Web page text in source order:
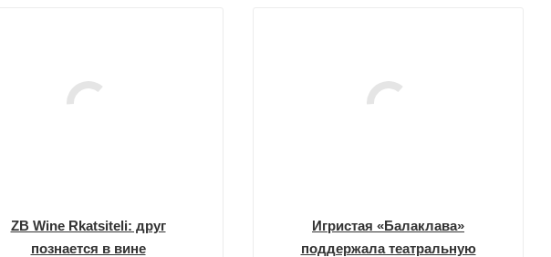
ZB Wine Rkatsiteli: друг
познается в вине
Игристая «Балаклава»
поддержала театральную